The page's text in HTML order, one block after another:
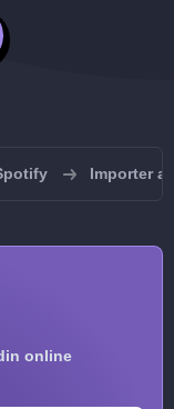
Importer
online